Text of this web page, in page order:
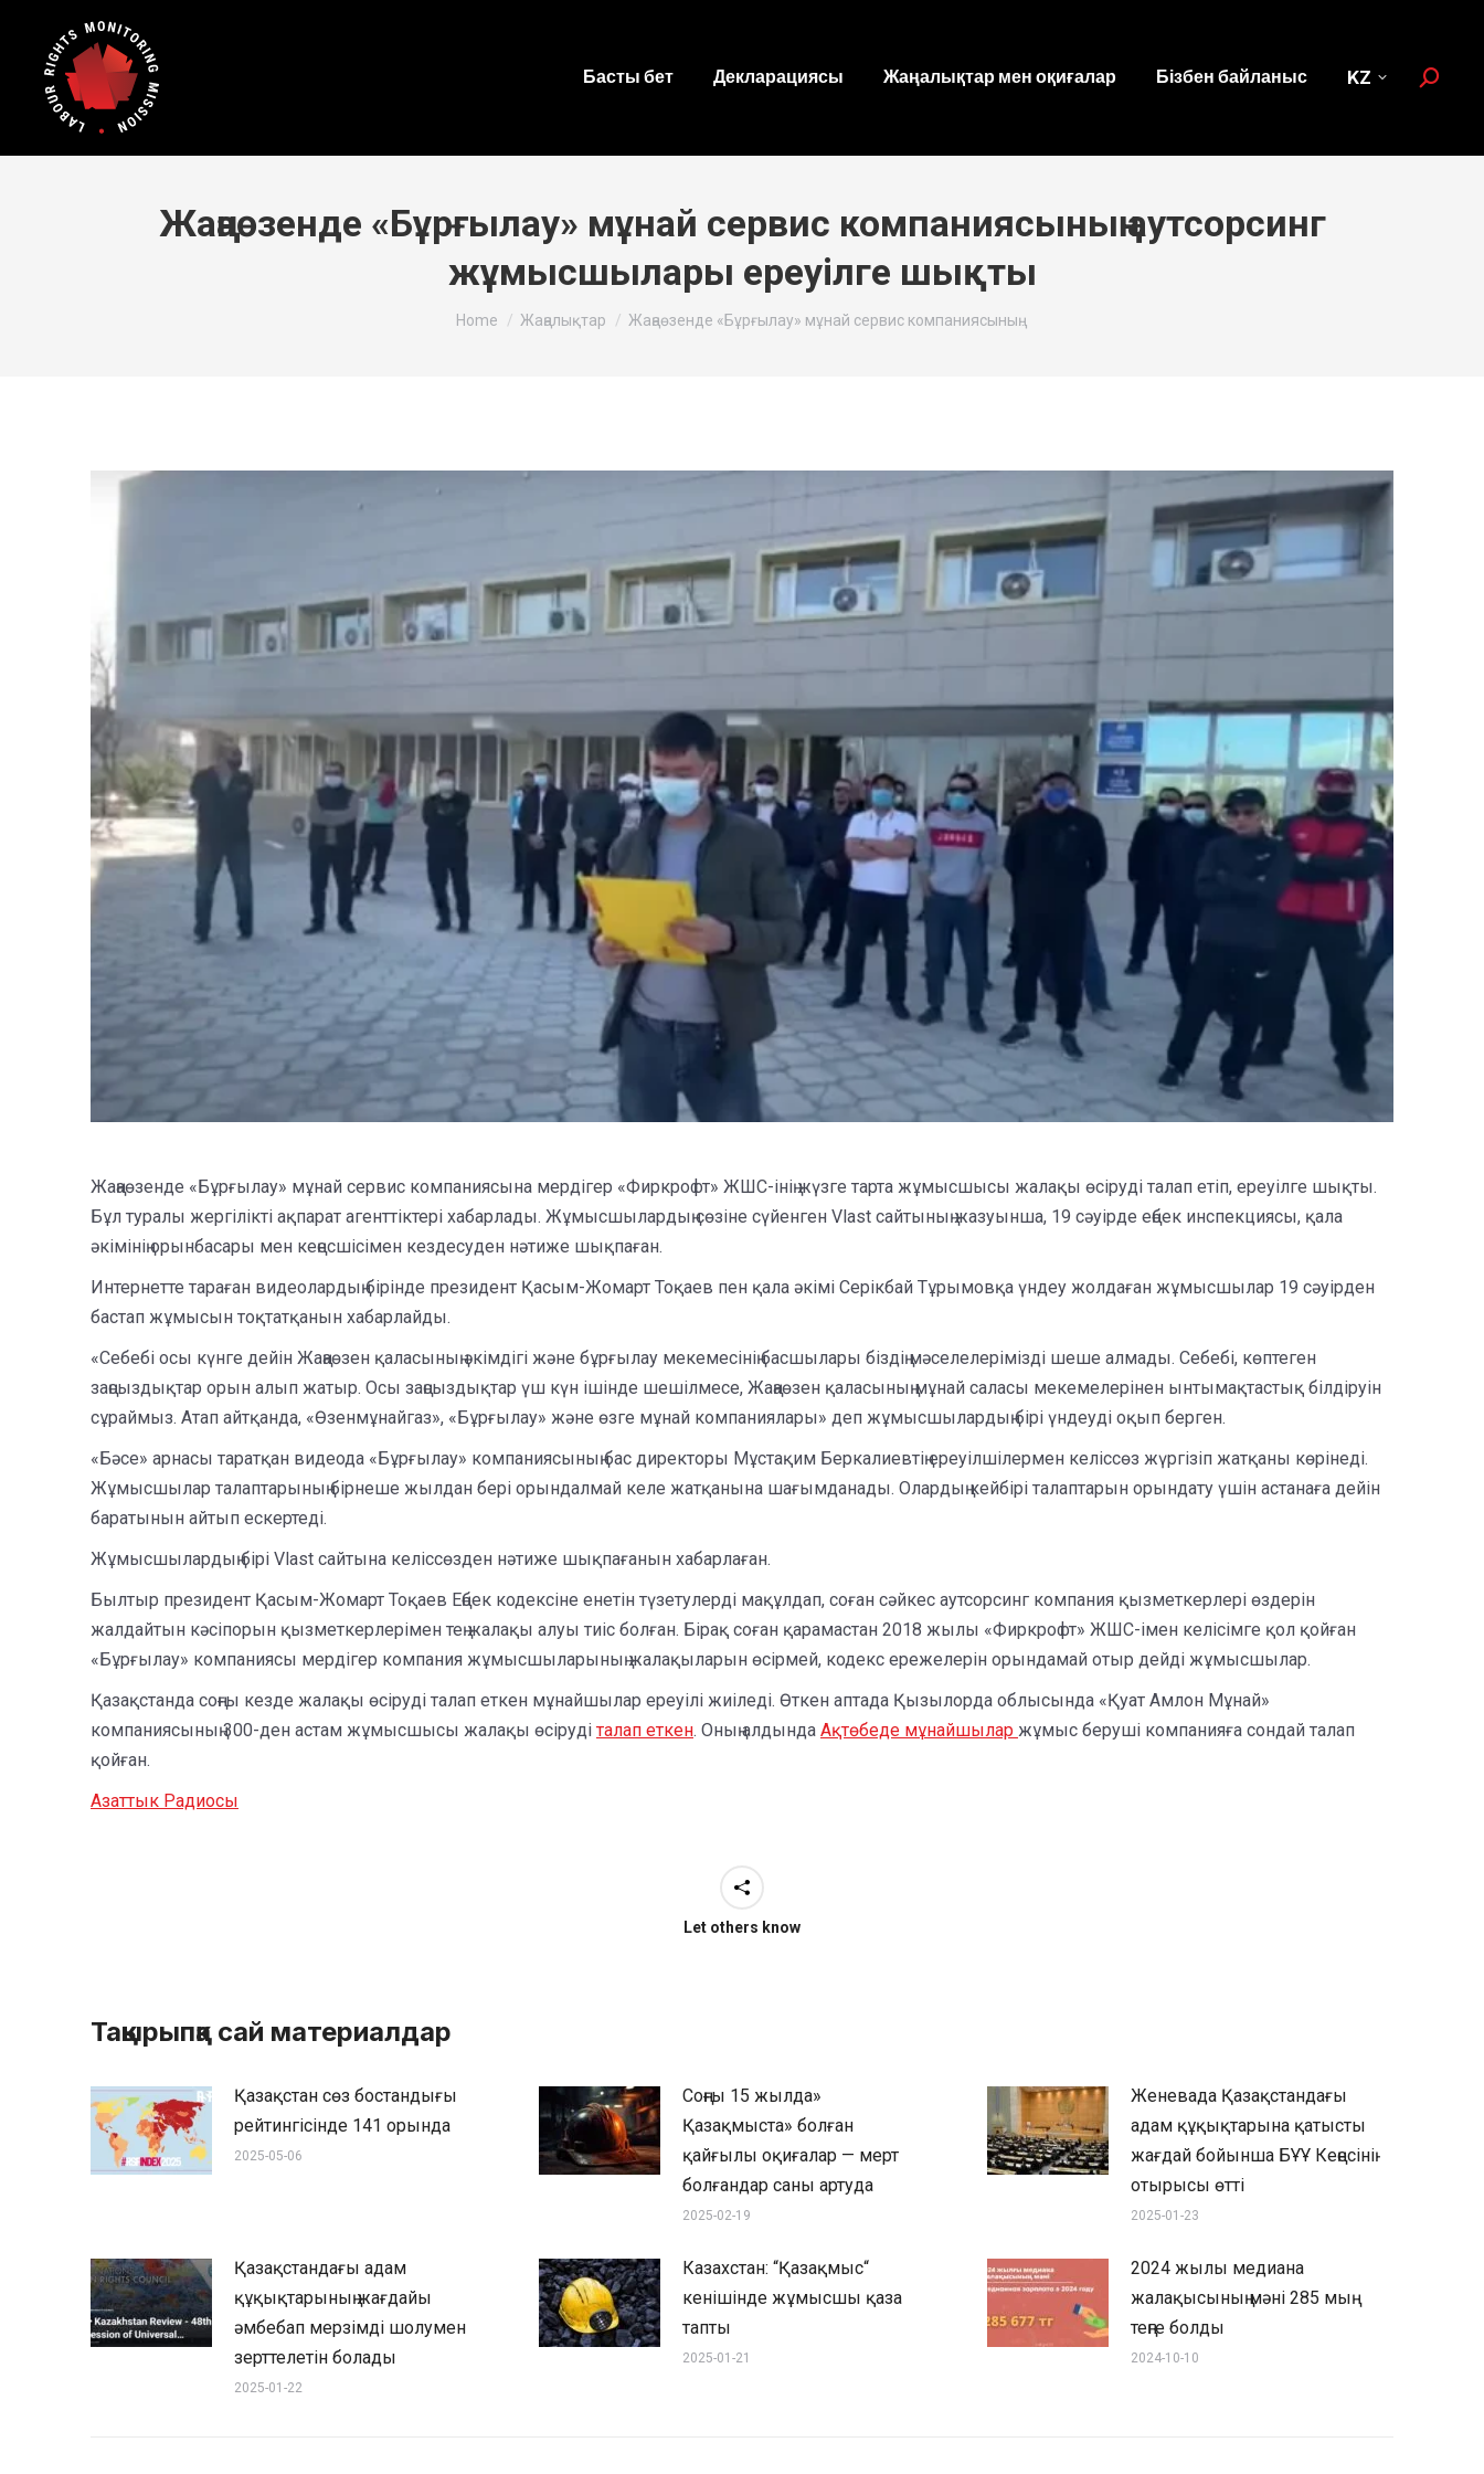
Басты бет Декларациясы Жаңалықтар мен оқиғалар Бізбен байланыс KZ Search:
Жаңаөзенде «Бұрғылау» мұнай сервис компаниясының аутсорсинг
жұмысшылары ереуілге шықты
You are here:
Home Жаңалықтар Жаңаөзенде «Бұрғылау» мұнай сервис компаниясының…
Жаңаөзенде «Бұрғылау» мұнай сервис компаниясына мердігер «Фиркрофт» ЖШС-інің жүзге тарта жұмысшысы жалақы өсіруді талап етіп, ереуілге шықты.
Бұл туралы жергілікті ақпарат агенттіктері хабарлады. Жұмысшылардың сөзіне сүйенген Vlast сайтының жазуынша, 19 сәуірде еңбек инспекциясы, қала
әкімінің орынбасары мен кеңесшісімен кездесуден нәтиже шықпаған.
Интернетте тараған видеолардың бірінде президент Қасым-Жомарт Тоқаев пен қала әкімі Серікбай Тұрымовқа үндеу жолдаған жұмысшылар 19 сәуірден
бастап жұмысын тоқтатқанын хабарлайды.
«Себебі осы күнге дейін Жаңаөзен қаласының әкімдігі және бұрғылау мекемесінің басшылары біздің мәселелерімізді шеше алмады. Себебі, көптеген
заңсыздықтар орын алып жатыр. Осы заңсыздықтар үш күн ішінде шешілмесе, Жаңаөзен қаласының мұнай саласы мекемелерінен ынтымақтастық білдіруін
сұраймыз. Атап айтқанда, «Өзенмұнайгаз», «Бұрғылау» және өзге мұнай компаниялары» деп жұмысшылардың бірі үндеуді оқып берген.
«Бәсе» арнасы таратқан видеода «Бұрғылау» компаниясының бас директоры Мұстақим Беркалиевтің ереуілшілермен келіссөз жүргізіп жатқаны көрінеді.
Жұмысшылар талаптарының бірнеше жылдан бері орындалмай келе жатқанына шағымданады. Олардың кейбірі талаптарын орындату үшін астанаға дейін
баратынын айтып ескертеді.
Жұмысшылардың бірі Vlast сайтына келіссөзден нәтиже шықпағанын хабарлаған.
Былтыр президент Қасым-Жомарт Тоқаев Еңбек кодексіне енетін түзетулерді мақұлдап, соған сәйкес аутсорсинг компания қызметкерлері өздерін
жалдайтын кәсіпорын қызметкерлерімен тең жалақы алуы тиіс болған. Бірақ соған қарамастан 2018 жылы «Фиркрофт» ЖШС-імен келісімге қол қойған
«Бұрғылау» компаниясы мердігер компания жұмысшыларының жалақыларын өсірмей, кодекс ережелерін орындамай отыр дейді жұмысшылар.
Қазақстанда соңғы кезде жалақы өсіруді талап еткен мұнайшылар ереуілі жиіледі. Өткен аптада Қызылорда облысында «Қуат Амлон Мұнай»
компаниясының 300-ден астам жұмысшысы жалақы өсіруді талап еткен. Оның алдында Ақтөбеде мұнайшылар жұмыс беруші компанияға сондай талап
қойған.
Азаттык Радиосы
Let others know
Тақырыпқа сай материалдар
Қазақстан сөз бостандығы
рейтингісінде 141 орында
2025-05-06
Соңғы 15 жылда»
Қазақмыста» болған
қайғылы оқиғалар — мерт
болғандар саны артуда
2025-02-19
Женевада Қазақстандағы
адам құқықтарына қатысты
жағдай бойынша БҰҰ Кеңесінің
отырысы өтті
2025-01-23
Қазақстандағы адам
құқықтарының жағдайы
әмбебап мерзімді шолумен
зерттелетін болады
2025-01-22
Казахстан: “Қазақмыс“
кенішінде жұмысшы қаза
тапты
2025-01-21
2024 жылы медиана
жалақысының мәні 285 мың
теңге болды
2024-10-10